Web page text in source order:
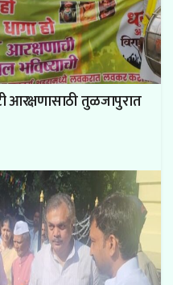
आरक्षणासाठी तुळजापुरात